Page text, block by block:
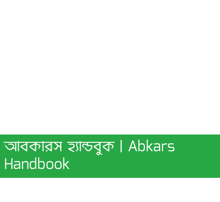
আবকারস হ্যান্ডবুক | Abkars
Handbook